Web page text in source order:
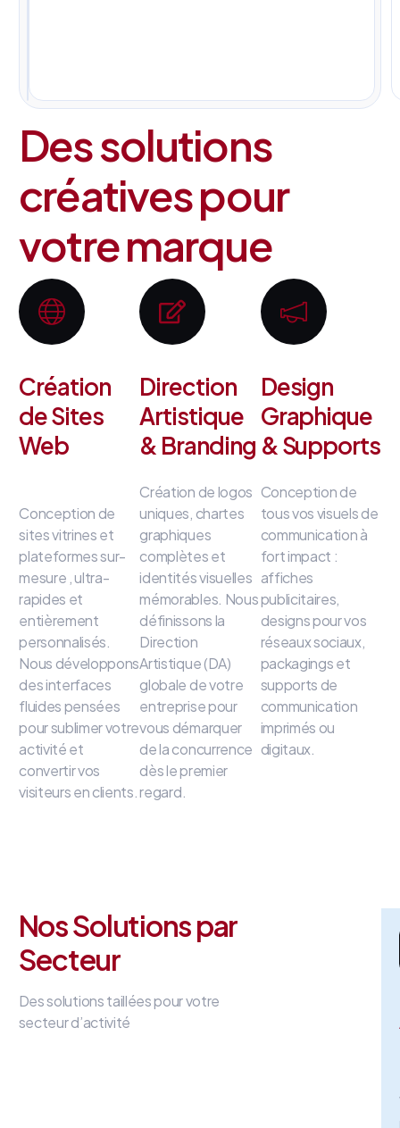
Des solutions
créatives pour
votre marque
Création
de Sites
Web
Conception de
sites vitrines et
plateformes sur-
mesure , ultra-
rapides et
entièrement
personnalisés.
Nous développons
des interfaces
fluidespensées
pour sublimer votre
activité et
convertir vos
visiteurs en clients.
Direction
Artistique
& Branding
Création de logos
uniques, chartes
graphiques
complètes et
identités visuelles
mémorables. Nous
définissons la
Direction
Artistique (DA)
globale de votre
entreprisepour
vous démarquer
de la concurrence
dès le premier
regard.
Design
Graphique
& Supports
Conception de
tous vos visuels de
communication à
fort impact :
affiches
publicitaires,
designs pour vos
réseaux sociaux,
packagings et
supports de
communication
imprimés ou
digitaux.
Nos Solutions par
Secteur
Des solutions taillées pour votre
secteur d’activité